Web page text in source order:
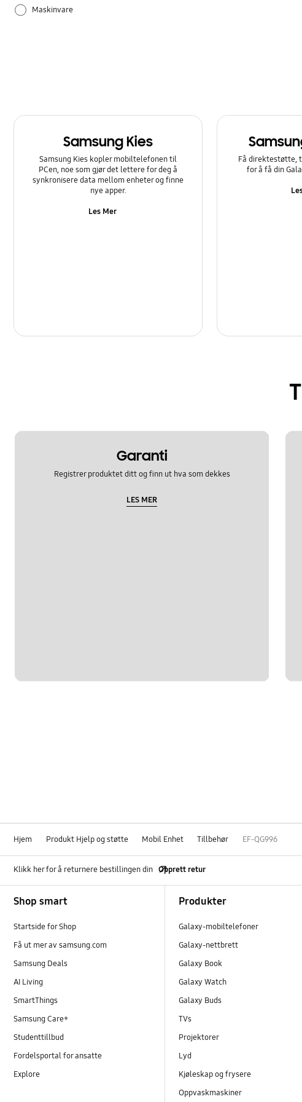
Maskinvare
Samsung Kies
Samsung Kies kopler mobiltelefonen til
PCen, noe som gjør det lettere for deg å
synkronisere data mellom enheter og finne
nye apper.
Les Mer
Få direktestøtte,
for å få din
Garanti
Registrer produktet ditt og finn ut hva som dekkes
LES MER
Hjem Produkt Hjelp og støtte Mobil Enhet Tillbehør EF-QG996
Klikk her for å returnere bestillingen din Opprett retur
Shop smart
Startside for Shop
Få ut mer av samsung.com
Samsung Deals
AI Living
SmartThings
Samsung Care+
Studenttillbud
Fordelsportal for ansatte
Explore
Produkter
Galaxy-mobiltelefoner
Galaxy-nettbrett
Galaxy Book
Galaxy Watch
Galaxy Buds
TVs
Projektorer
Lyd
Kjøleskap og frysere
Oppvaskmaskiner